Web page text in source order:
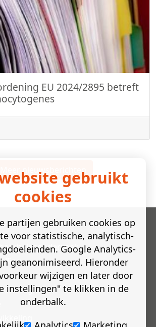
EU 2024/2895 betreft
Meer nieuwsberichtengebruikt
cookies
partijen gebruiken cookies op
voor statistische, analytisch-
Google Analytics-
geanonimiseerd. Hieronder
wijzigen en later door
instellingen" te klikken in de
onderbalk.